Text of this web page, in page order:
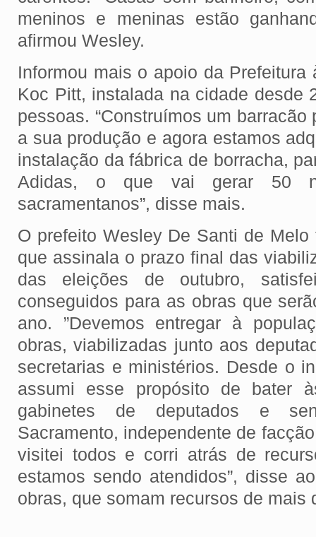
meninos e meninas estão
afirmou Wesley.
Informou mais o apoio da Prefeitura
Koc Pitt, instalada na cidade desde
pessoas. “Construímos um
a sua produção e agora estamos
instalação da fábrica de borracha,
Adidas, o que vai gerar 50
sacramentanos”, disse mais.
O prefeito Wesley De Santi de
que assinala o prazo final das
das eleições de outubro,
conseguidos para as obras que
ano. ”Devemos entregar à
obras, viabilizadas junto aos
secretarias e ministérios. Desde o
assumi esse propósito de bater
gabinetes de deputados e
Sacramento, independente de
visitei todos e corri atrás de
estamos sendo atendidos”, disse
obras, que somam recursos de mais